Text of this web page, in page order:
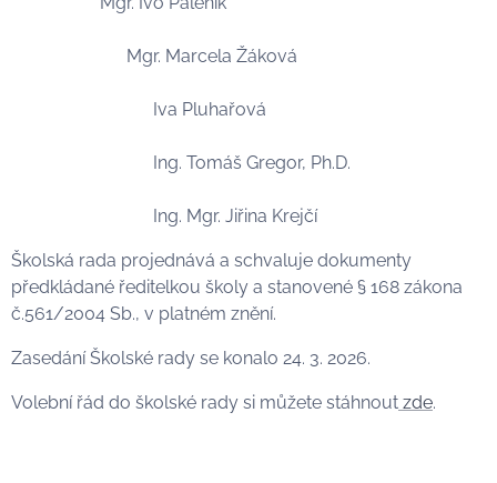
Mgr. Marcela Žáková
Iva Pluhařová
Ing. Tomáš Gregor, Ph.D.
Ing. Mgr. Jiřina Krejčí
Školská rada projednává a schvaluje dokumenty
předkládané ředitelkou školy a stanovené § 168 zákona
č.561/2004 Sb., v platném znění.
Zasedání Školské rady se konalo 24. 3. 2026.
Volební řád do školské rady si můžete stáhnout zde.